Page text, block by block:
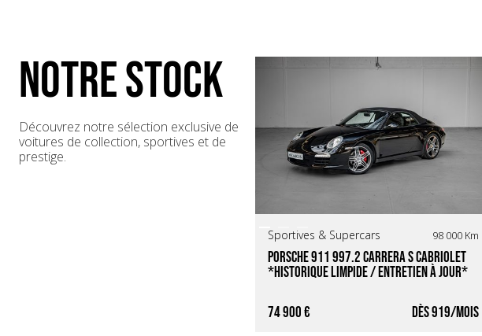
NOTRE STOCK
Découvrez notre sélection exclusive de
voitures de collection, sportives et de
prestige.
Sportives & Supercars 98 000 Km
Porsche 911 997.2 Carrera S Cabriolet
*Historique limpide / Entretien à jour*
74 900 € 919